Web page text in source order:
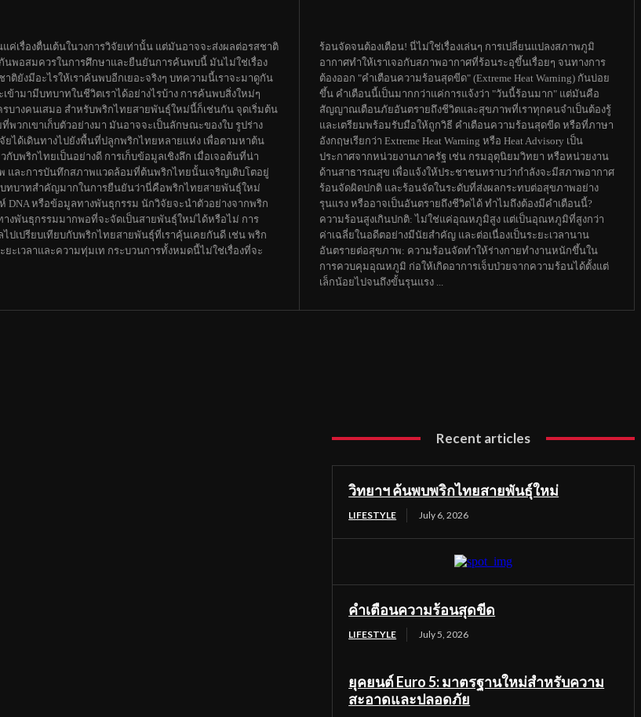
เรื่องตื่นเต้นในวงการวิจัยเท่านั้น แต่มันอาจจะส่งผลต่อรสชาติ
นพอสมควรในการศึกษาและยืนยันการค้นพบนี้ มันไม่ใช่เรื่อง
ติยังมีอะไรให้เราค้นพบอีกเยอะจริงๆ บทความนี้เราจะมาดูกัน
ามามีบทบาทในชีวิตเราได้อย่างไรบ้าง การค้นพบสิ่งใหม่ๆ
บางคนเสมอ สำหรับพริกไทยสายพันธุ์ใหม่นี้ก็เช่นกัน จุดเริ่มต้น
พวกเขาเก็บตัวอย่างมา มันอาจจะเป็นลักษณะของใบ รูปร่าง
ได้เดินทางไปยังพื้นที่ปลูกพริกไทยหลายแห่ง เพื่อตามหาต้น
พริกไทยเป็นอย่างดี การเก็บข้อมูลเชิงลึก เมื่อเจอต้นที่น่า
และการบันทึกสภาพแวดล้อมที่ต้นพริกไทยนั้นเจริญเติบโตอยู่
ทบาทสำคัญมากในการยืนยันว่านี่คือพริกไทยสายพันธุ์ใหม่
DNA หรือข้อมูลทางพันธุกรรม นักวิจัยจะนำตัวอย่างจากพริก
งพันธุกรรมมากพอที่จะจัดเป็นสายพันธุ์ใหม่ได้หรือไม่ การ
ปเปรียบเทียบกับพริกไทยสายพันธุ์ที่เราคุ้นเคยกันดี เช่น พริก
เวลาและความทุ่มเท กระบวนการทั้งหมดนี้ไม่ใช่เรื่องที่จะ
ร้อนจัดจนต้องเตือน! นี่ไม่ใช่เรื่องเล่นๆ การเปลี่ยนแปลงสภาพภูมิ
อากาศทำให้เราเจอกับสภาพอากาศที่ร้อนระอุขึ้นเรื่อยๆ จนทางการ
ต้องออก "คำเตือนความร้อนสุดขีด" (Extreme Heat Warning) กันบ่อย
ขึ้น คำเตือนนี้เป็นมากกว่าแค่การแจ้งว่า "วันนี้ร้อนมาก" แต่มันคือ
สัญญาณเตือนภัยอันตรายถึงชีวิตและสุขภาพที่เราทุกคนจำเป็นต้องรู้
และเตรียมพร้อมรับมือให้ถูกวิธี คำเตือนความร้อนสุดขีด หรือที่ภาษา
อังกฤษเรียกว่า Extreme Heat Warning หรือ Heat Advisory เป็น
ประกาศจากหน่วยงานภาครัฐ เช่น กรมอุตุนิยมวิทยา หรือหน่วยงาน
ด้านสาธารณสุข เพื่อแจ้งให้ประชาชนทราบว่ากำลังจะมีสภาพอากาศ
ร้อนจัดผิดปกติ และร้อนจัดในระดับที่ส่งผลกระทบต่อสุขภาพอย่าง
รุนแรง หรืออาจเป็นอันตรายถึงชีวิตได้ ทำไมถึงต้องมีคำเตือนนี้?
ความร้อนสูงเกินปกติ: ไม่ใช่แค่อุณหภูมิสูง แต่เป็นอุณหภูมิที่สูงกว่า
ค่าเฉลี่ยในอดีตอย่างมีนัยสำคัญ และต่อเนื่องเป็นระยะเวลานาน
อันตรายต่อสุขภาพ: ความร้อนจัดทำให้ร่างกายทำงานหนักขึ้นใน
การควบคุมอุณหภูมิ ก่อให้เกิดอาการเจ็บป่วยจากความร้อนได้ตั้งแต่
เล็กน้อยไปจนถึงขั้นรุนแรง ...
Recent articles
วิทยาฯ ค้นพบพริกไทยสายพันธุ์ใหม่
LIFESTYLE July 6, 2026
คำเตือนความร้อนสุดขีด
LIFESTYLE July 5, 2026
ยุคยนต์ Euro 5: มาตรฐานใหม่สำหรับความ
สะอาดและปลอดภัย